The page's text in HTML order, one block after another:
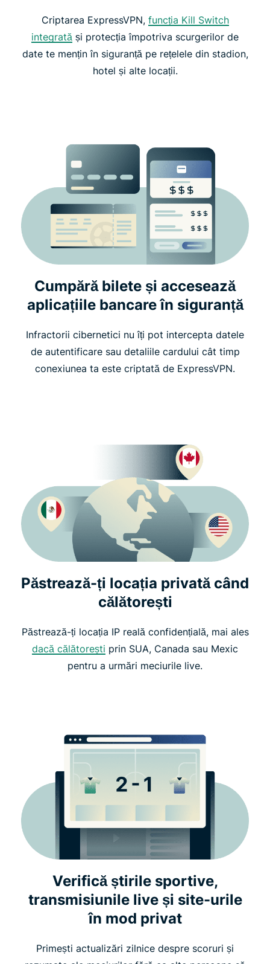
Criptarea ExpressVPN, funcția Kill Switch
integrată și protecția împotriva scurgerilor de
date te mențin în siguranță pe rețelele din stadion,
hotel și alte locații.
Cumpără bilete și accesează
aplicațiile bancare în siguranță
Infractorii cibernetici nu îți pot intercepta datele
de autentificare sau detaliile cardului cât timp
conexiunea ta este criptată de ExpressVPN.
Păstrează-ți locația privată când
călătorești
Păstrează-ți locația IP reală confidențială, mai ales
dacă călătorești prin SUA, Canada sau Mexic
pentru a urmări meciurile live.
Verifică știrile sportive,
transmisiunile live și site-urile
în mod privat
Primești actualizări zilnice despre scoruri și